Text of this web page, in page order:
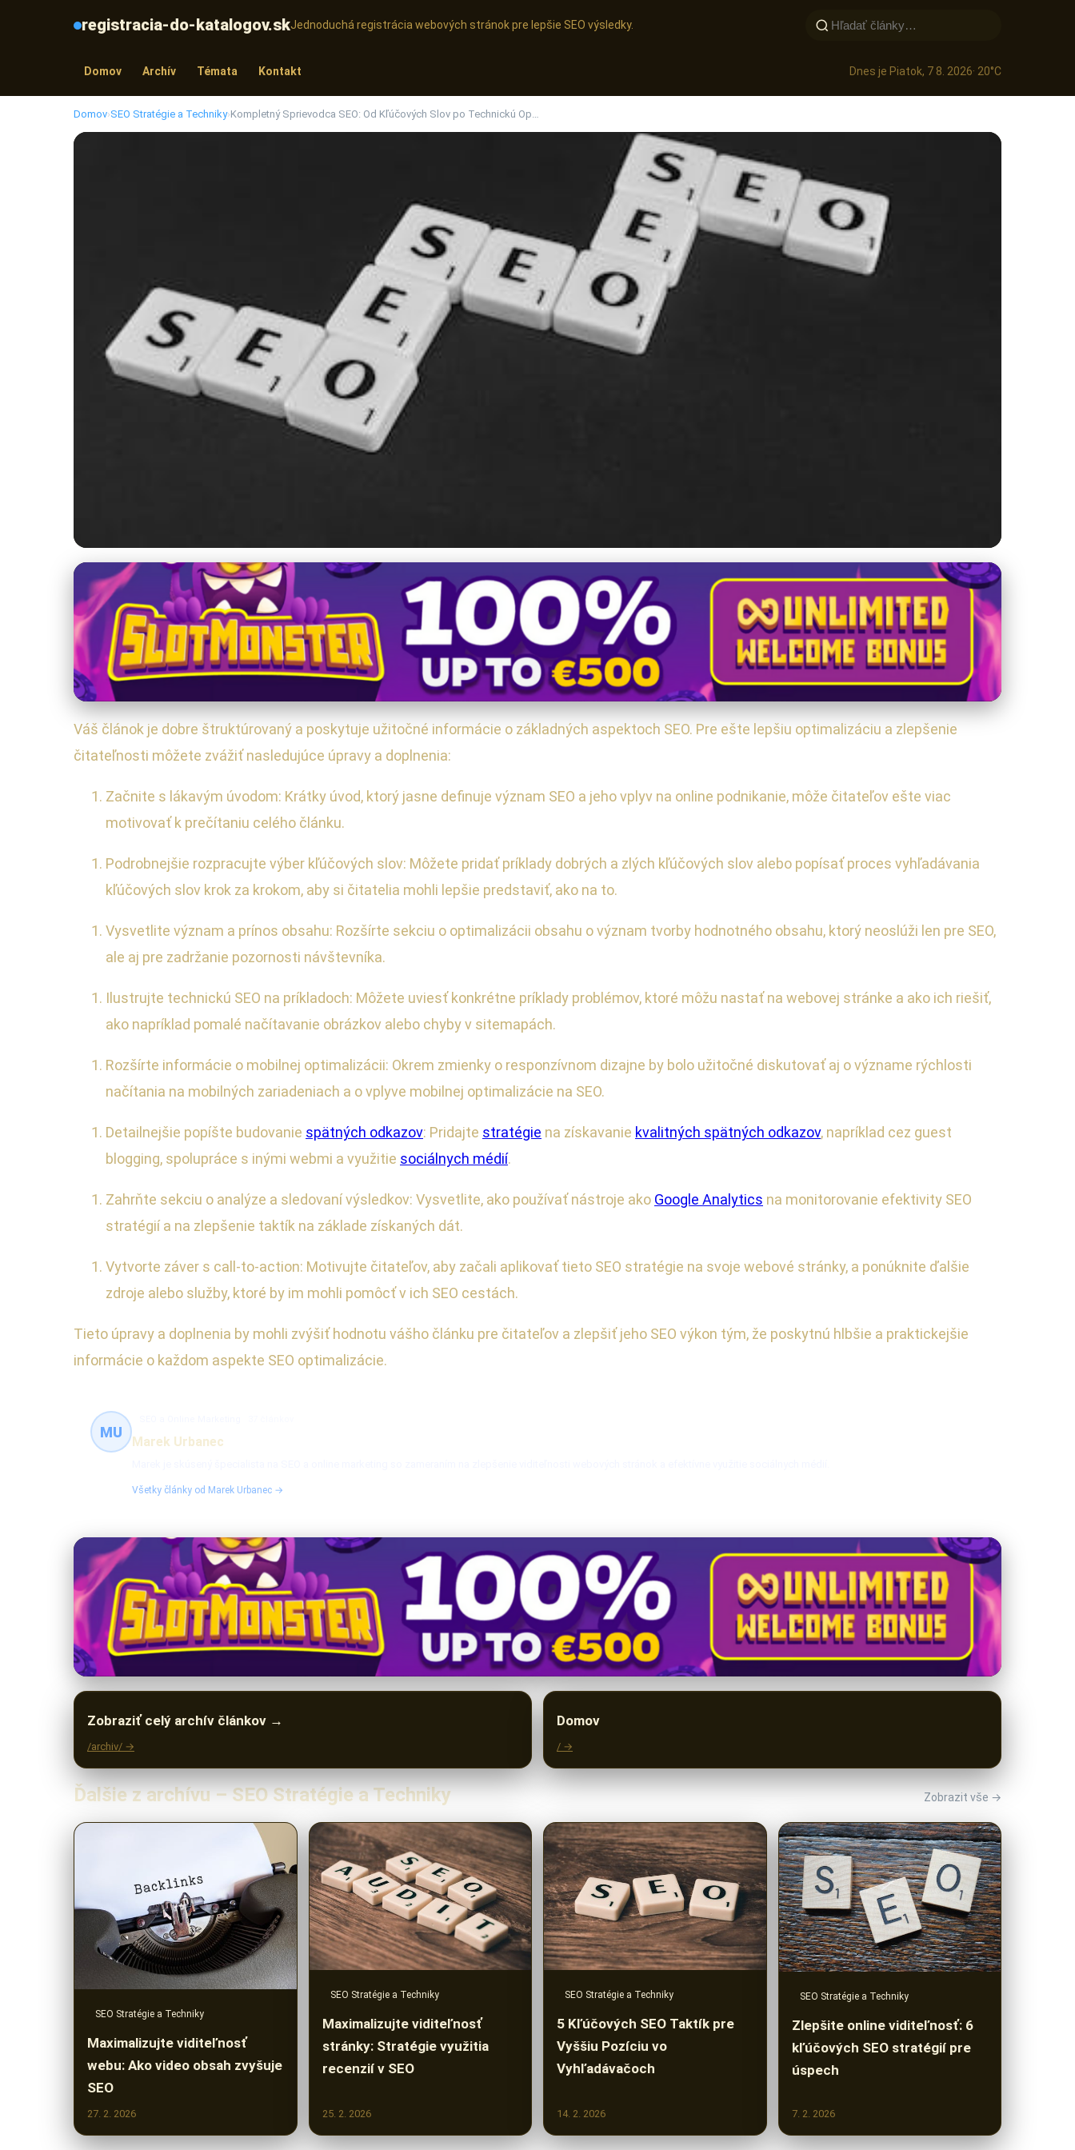
registracia-do-katalogov.skJednoduchá registrácia webových stránok pre lepšie SEO výsledky.
Domov Archív Témata Kontakt Dnes je Piatok, 7 8. 2026· 20°C
Domov›SEO Stratégie a Techniky›Kompletný Sprievodca SEO: Od Kľúčových Slov po Technickú Op…
SEO Stratégie a Techniky
Kompletný Sprievodca SEO: Od Kľúčových Slov po Technickú
Optimalizáciu
Váš článok je dobre štruktúrovaný a poskytuje užitočné informácie o základných aspektoch SEO. Pre ešte lepšiu optimalizáciu a zlepšenie
čitateľnosti môžete zvážiť nasledujúce úpravy a doplnenia:
Začnite s lákavým úvodom: Krátky úvod, ktorý jasne definuje význam SEO a jeho vplyv na online podnikanie, môže čitateľov ešte viac
motivovať k prečítaniu celého článku.
Podrobnejšie rozpracujte výber kľúčových slov: Môžete pridať príklady dobrých a zlých kľúčových slov alebo popísať proces vyhľadávania
kľúčových slov krok za krokom, aby si čitatelia mohli lepšie predstaviť, ako na to.
Vysvetlite význam a prínos obsahu: Rozšírte sekciu o optimalizácii obsahu o význam tvorby hodnotného obsahu, ktorý neoslúži len pre SEO,
ale aj pre zadržanie pozornosti návštevníka.
Ilustrujte technickú SEO na príkladoch: Môžete uviesť konkrétne príklady problémov, ktoré môžu nastať na webovej stránke a ako ich riešiť,
ako napríklad pomalé načítavanie obrázkov alebo chyby v sitemapách.
Rozšírte informácie o mobilnej optimalizácii: Okrem zmienky o responzívnom dizajne by bolo užitočné diskutovať aj o význame rýchlosti
načítania na mobilných zariadeniach a o vplyve mobilnej optimalizácie na SEO.
Detailnejšie popíšte budovanie spätných odkazov: Pridajte stratégie na získavanie kvalitných spätných odkazov, napríklad cez guest
blogging, spolupráce s inými webmi a využitie sociálnych médií.
Zahrňte sekciu o analýze a sledovaní výsledkov: Vysvetlite, ako používať nástroje ako Google Analytics na monitorovanie efektivity SEO
stratégií a na zlepšenie taktík na základe získaných dát.
Vytvorte záver s call-to-action: Motivujte čitateľov, aby začali aplikovať tieto SEO stratégie na svoje webové stránky, a ponúknite ďalšie
zdroje alebo služby, ktoré by im mohli pomôcť v ich SEO cestách.
Tieto úpravy a doplnenia by mohli zvýšiť hodnotu vášho článku pre čitateľov a zlepšiť jeho SEO výkon tým, že poskytnú hlbšie a praktickejšie
informácie o každom aspekte SEO optimalizácie.
MU
Marek Urbanec
Všetky články od Marek Urbanec →
Zobraziť celý archív článkov →
/archiv/ →
Domov
/ →
Ďalšie z archívu – SEO Stratégie a Techniky Zobrazit vše →
SEO Stratégie a Techniky
Maximalizujte viditeľnosť
webu: Ako video obsah zvyšuje
SEO
27. 2. 2026
SEO Stratégie a Techniky
Maximalizujte viditeľnosť
stránky: Stratégie využitia
recenzií v SEO
25. 2. 2026
SEO Stratégie a Techniky
5 Kľúčových SEO Taktík pre
Vyššiu Pozíciu vo
Vyhľadávačoch
14. 2. 2026
SEO Stratégie a Techniky
Zlepšite online viditeľnosť: 6
kľúčových SEO stratégií pre
úspech
7. 2. 2026